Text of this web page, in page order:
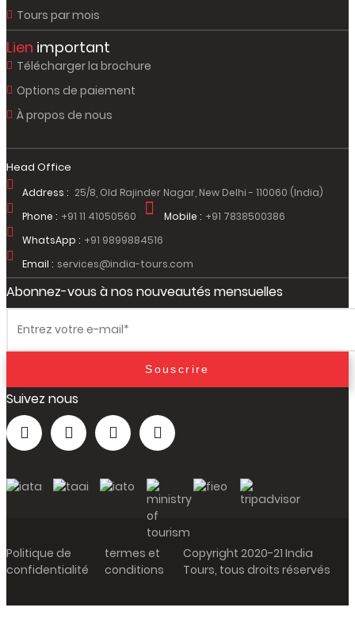
Tours par mois
Lien important
Télécharger la brochure
Options de paiement
À propos de nous
Head Office
Address :
25/8, Old Rajinder Nagar, New Delhi - 110060 (India)
Phone : +91 11 41050560 Mobile : +91 7838500386
WhatsApp : +91 9899884516
Email : services@india-tours.com
Abonnez-vous à nos nouveautés mensuelles
Souscrire
Suivez nous
Politique de
confidentialité
termes et
conditions
Copyright 2020-21 India
Tours, tous droits réservés